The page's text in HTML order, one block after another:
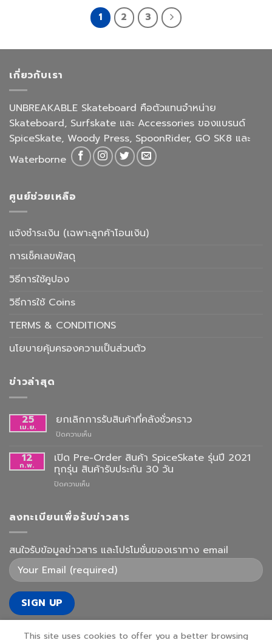
1 2 3
เกี่ยวกับเรา
UNBREAKABLE Skateboard คือตัวแทนจำหน่าย
Skateboard, Surfskate และ Accessories ของแบรนด์
SpiceSkate, Woody Press, SpoonRider, GO SK8 และ
Waterborne
ศูนย์ช่วยเหลือ
แจ้งชำระเงิน (เฉพาะลูกค้าโอนเงิน)
การเช็คเลขพัสดุ
วิธีการใช้คูปอง
วิธีการใช้ Coins
TERMS & CONDITIONS
นโยบายคุ้มครองความเป็นส่วนตัว
ข่าวล่าสุด
25
เม.ย.
ยกเลิกการรับสินค้าที่คลังชั่วคราว
ปิดความเห็น
การ
รับ
สินค้า
12
ก.พ.
เปิด Pre-Order สินค้า SpiceSkate รุ่นปี 2021
ทุกรุ่น สินค้ารับประกัน 30 วัน
ปิดความเห็น
Order
รุ่น
ปี
2021
ทุก
ประกัน
ลงทะเบียนเพื่อรับข่าวสาร
สนใจรับข้อมูลข่าวสาร และโปรโมชั่นของเราทาง email
This site uses cookies to offer you a better browsing